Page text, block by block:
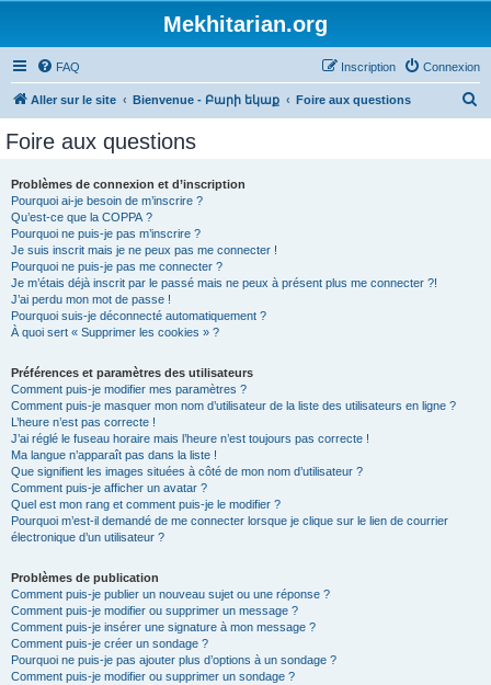
Mekhitarian.org
FAQ Connexion
Inscription
Aller sur le site Bienvenue - Բարի եկաք Foire aux questions
Foire aux questions
Problèmes de connexion et d’inscription
Pourquoi ai-je besoin de m’inscrire ?
Qu’est-ce que la COPPA ?
Pourquoi ne puis-je pas m’inscrire ?
Je suis inscrit mais je ne peux pas me connecter !
Pourquoi ne puis-je pas me connecter ?
Je m’étais déjà inscrit par le passé mais ne peux à présent plus me connecter ?!
J’ai perdu mon mot de passe !
Pourquoi suis-je déconnecté automatiquement ?
À quoi sert « Supprimer les cookies » ?
Préférences et paramètres des utilisateurs
Comment puis-je modifier mes paramètres ?
Comment puis-je masquer mon nom d’utilisateur de la liste des utilisateurs en ligne ?
L’heure n’est pas correcte !
J’ai réglé le fuseau horaire mais l’heure n’est toujours pas correcte !
Ma langue n’apparaît pas dans la liste !
Que signifient les images situées à côté de mon nom d’utilisateur ?
Comment puis-je afficher un avatar ?
Quel est mon rang et comment puis-je le modifier ?
Pourquoi m’est-il demandé de me connecter lorsque je clique sur le lien de courrier
électronique d’un utilisateur ?
Problèmes de publication
Comment puis-je publier un nouveau sujet ou une réponse ?
Comment puis-je modifier ou supprimer un message ?
Comment puis-je insérer une signature à mon message ?
Comment puis-je créer un sondage ?
Pourquoi ne puis-je pas ajouter plus d’options à un sondage ?
Comment puis-je modifier ou supprimer un sondage ?